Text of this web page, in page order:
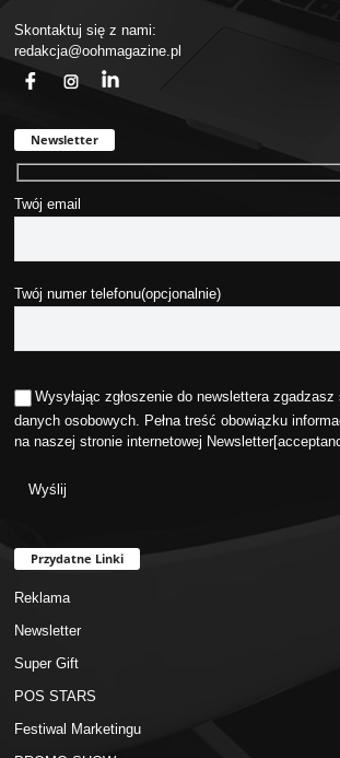
Skontaktuj się z nami:
redakcja@oohmagazine.pl
Newsletter
Twój email
Twój numer telefonu(opcjonalnie)
Wysyłając zgłoszenie do newslettera
danych osobowych. Pełna treść obowiązku
na naszej stronie internetowej Newsletter
Przydatne Linki
Reklama
Newsletter
Super Gift
POS STARS
Festiwal Marketingu